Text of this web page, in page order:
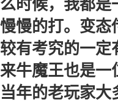
时候，我都是
慢的打。变
有考究的一
牛魔王也是
年的老玩家大